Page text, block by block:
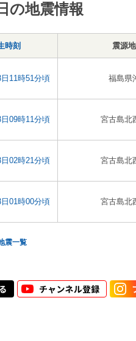
の地震情報
時刻 震源地
11時51分頃 福島県
09時11分頃 宮古島北
02時21分頃 宮古島北
01時00分頃 宮古島北
震一覧